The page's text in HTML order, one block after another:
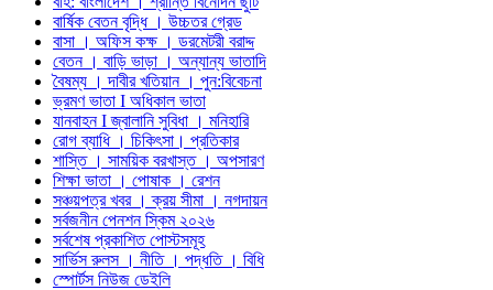
বার্ষিক বেতন বৃদ্ধি । উচ্চতর গ্রেড
বাসা । অফিস কক্ষ । ডরমেটরী বরাদ্দ
বেতন । বাড়ি ভাড়া । অন্যান্য ভাতাদি
বৈষম্য । দাবীর খতিয়ান । পুন:বিবেচনা
ভ্রমণ ভাতা I অধিকাল ভাতা
যানবাহন I জ্বালানি সুবিধা । মনিহারি
রোগ ব্যাধি । চিকিৎসা। প্রতিকার
শাস্তি । সাময়িক বরখাস্ত । অপসারণ
শিক্ষা ভাতা । পোষাক । রেশন
সঞ্চয়পত্র খবর । ক্রয় সীমা । নগদায়ন
সর্বজনীন পেনশন স্কিম ২০২৬
সর্বশেষ প্রকাশিত পোস্টসমূহ
সার্ভিস রুলস । নীতি । পদ্ধতি । বিধি
স্পোর্টস নিউজ ডেইলি